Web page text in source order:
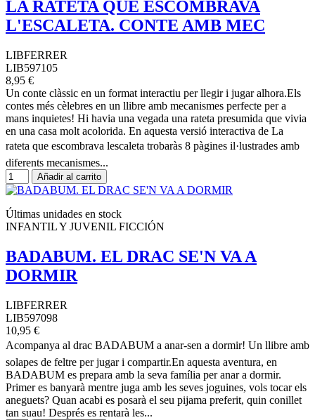
LA RATETA QUE ESCOMBRAVA
L'ESCALETA. CONTE AMB MEC
LIBFERRER
LIB597105
8,95 €
Un conte clàssic en un format interactiu per llegir i jugar alhora.Els
contes més cèlebres en un llibre amb mecanismes perfecte per a
mans inquietes! Hi havia una vegada una rateta presumida que vivia
en una casa molt acolorida. En aquesta versió interactiva de La
rateta que escombrava lescaleta trobaràs 8 pàgines il·lustrades amb
diferents mecanismes...
Añadir al carrito
Últimas unidades en stock
INFANTIL Y JUVENIL FICCIÓN
BADABUM. EL DRAC SE'N VA A
DORMIR
LIBFERRER
LIB597098
10,95 €
Acompanya al drac BADABUM a anar-sen a dormir! Un llibre amb
solapes de feltre per jugar i compartir.En aquesta aventura, en
BADABUM es prepara amb la seva família per anar a dormir.
Primer es banyarà mentre juga amb les seves joguines, vols tocar els
aneguets? Quan acabi es posarà el seu pijama preferit, quin conillet
tan suau! Després es rentarà les...